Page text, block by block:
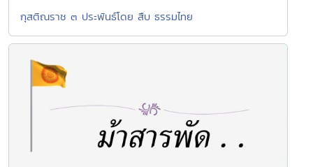
กุสติณราช ๓ ประพันธ์โดย สืบ ธรรมไทย